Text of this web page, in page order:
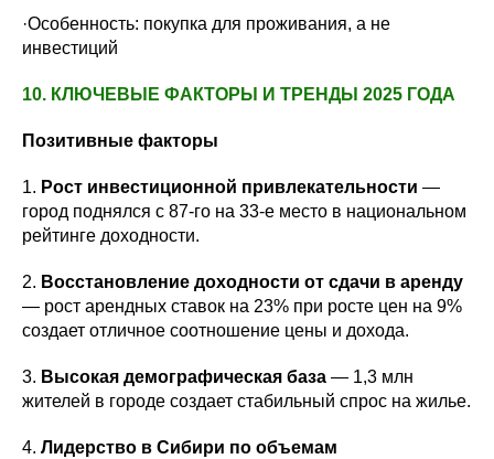
·Особенность: покупка для проживания, а не
инвестиций
10. КЛЮЧЕВЫЕ ФАКТОРЫ И ТРЕНДЫ 2025 ГОДА
Позитивные факторы
1. Рост инвестиционной привлекательности —
город поднялся с 87-го на 33-е место в национальном
рейтинге доходности.
2. Восстановление доходности от сдачи в аренду
— рост арендных ставок на 23% при росте цен на 9%
создает отличное соотношение цены и дохода.
3. Высокая демографическая база — 1,3 млн
жителей в городе создает стабильный спрос на жилье.
4. Лидерство в Сибири по объемам